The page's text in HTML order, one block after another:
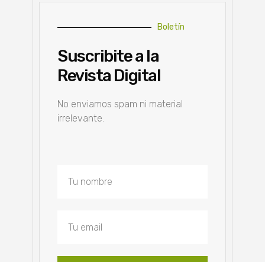
Boletín
Suscribite a la
Revista Digital
No enviamos spam ni material
irrelevante.